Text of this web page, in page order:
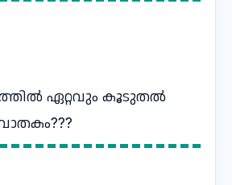
ഏറ്റവും കൂടുതൽ